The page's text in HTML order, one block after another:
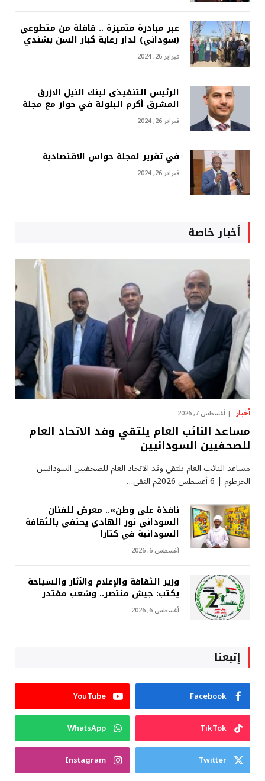
عبر مبادرة متميزة .. قافلة من متطوعي
(سوداني) لدار رعاية كبار السن بشندي
فبراير 26, 2024
الرئيس التنفيذى لبنك النيل الازرق
المشرق أكرم البلولة في حوار مع مجلة
فبراير 26, 2024
في تقرير لمجلة حواس الاقتصادية
فبراير 26, 2024
أخبار خاصة
أخبار أغسطس 7, 2026
مساعد النائب العام يلتقي وفد الاتحاد العام
للصحفيين السودانيين
مساعد النائب العام يلتقي وفد الاتحاد العام للصحفيين السودانيين
الخرطوم | 6 أغسطس 2026م التقى…
نافذة على وطن».. معرض للفنان
السوداني نور الهادي يحتفي بالثقافة
السودانية في كتارا
أغسطس 6, 2026
وزير الثقافة والإعلام والآثار والسياحة
يكتب: جيش منتصر.. وشعب مقتدر
أغسطس 6, 2026
إتبعنا
Facebook
YouTube
TikTok
WhatsApp
Twitter
Instagram